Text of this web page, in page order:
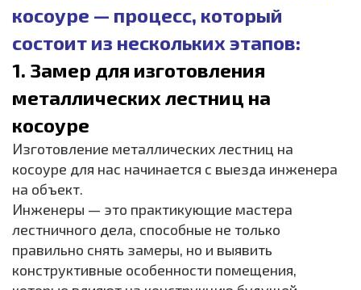
косоуре — процесс, который
состоит из нескольких этапов:
1. Замер для изготовления
металлических лестниц на
косоуре
Изготовление металлических лестниц на
косоуре для нас начинается с выезда инженера
на объект.
Инженеры — это практикующие мастера
лестничного дела, способные не только
правильно снять замеры, но и выявить
конструктивные особенности помещения,